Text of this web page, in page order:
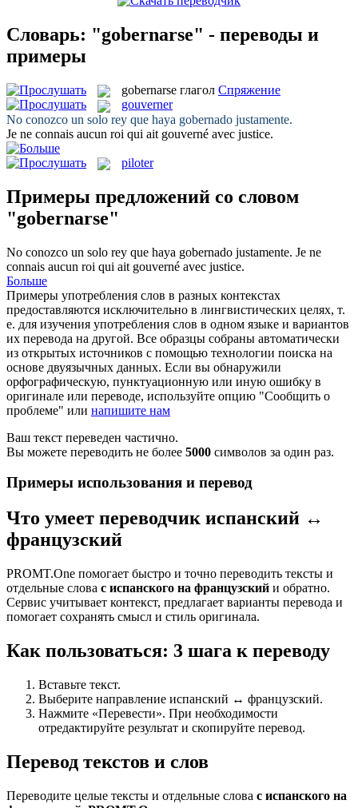
Словарь: "gobernarse" - переводы и
примеры
gobernarse глагол Спряжение
gouverner
No conozco un solo rey que haya gobernado justamente.
Je ne connais aucun roi qui ait gouverné avec justice.
piloter
Примеры предложений со словом
"gobernarse"
No conozco un solo rey que haya gobernado justamente. Je ne
connais aucun roi qui ait gouverné avec justice.
Больше
Примеры употребления слов в разных контекстах
предоставляются исключительно в лингвистических целях, т.
е. для изучения употребления слов в одном языке и вариантов
их перевода на другой. Все образцы собраны автоматически
из открытых источников с помощью технологии поиска на
основе двуязычных данных. Если вы обнаружили
орфографическую, пунктуационную или иную ошибку в
оригинале или переводе, используйте опцию "Сообщить о
проблеме" или напишите нам
Ваш текст переведен частично.
Вы можете переводить не более 5000 символов за один раз.
Примеры использования и перевод
Что умеет переводчик испанский ↔
французский
PROMT.One помогает быстро и точно переводить тексты и
отдельные слова с испанского на французский и обратно.
Сервис учитывает контекст, предлагает варианты перевода и
помогает сохранять смысл и стиль оригинала.
Как пользоваться: 3 шага к переводу
Вставьте текст.
Выберите направление испанский ↔ французский.
Нажмите «Перевести». При необходимости
отредактируйте результат и скопируйте перевод.
Перевод текстов и слов
Переводите целые тексты и отдельные слова с испанского на